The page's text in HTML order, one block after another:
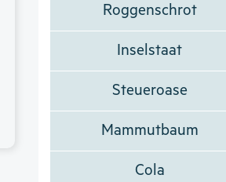
Roggenschrot
Inselstaat
Steueroase
Mammutbaum
Cola